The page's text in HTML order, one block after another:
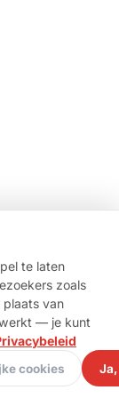
te laten
zoals
plaats van
— je kunt
cookies